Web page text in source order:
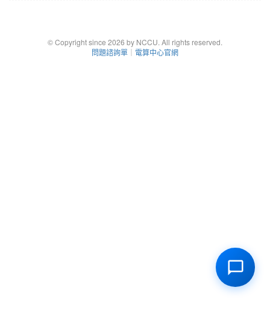
© Copyright since 2026 by NCCU. All rights reserved.
問題諮詢單 ｜ 電算中心官網